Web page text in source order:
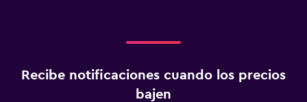
Recibe notificaciones cuando los precios
bajen